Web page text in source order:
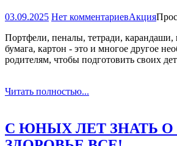
03.09.2025 Нет комментариевАкция
Портфели, пеналы, тетради, карандаши,
бумага, картон - это и многое другое
родителям, чтобы подготовить своих
Читать полностью...
С ЮНЫХ ЛЕТ ЗНАТЬ